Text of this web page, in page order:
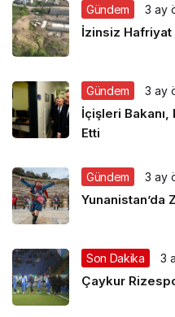
Gündem 3 ay
İzinsiz Hafriyat
Gündem 3 ay
İçişleri
Etti
Gündem 3 ay
Yunanistan’da
Son Dakika 3
Çaykur